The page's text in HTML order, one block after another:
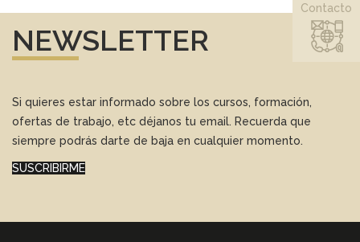
NEWSLETTER
Si quieres estar informado sobre los cursos, formación,
ofertas de trabajo, etc déjanos tu email. Recuerda que
siempre podrás darte de baja en cualquier momento.
SUSCRIBIRME
Contacto